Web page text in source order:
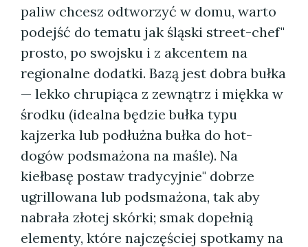
paliw chcesz odtworzyć w domu, warto
podejść do tematu jak śląski street-chef"
prosto, po swojsku i z akcentem na
regionalne dodatki. Bazą jest dobra bułka
— lekko chrupiąca z zewnątrz i miękka w
środku (idealna będzie bułka typu
kajzerka lub podłużna bułka do hot-
dogów podsmażona na maśle). Na
kiełbasę postaw tradycyjnie" dobrze
ugrillowana lub podsmażona, tak aby
nabrała złotej skórki; smak dopełnią
elementy, które najczęściej spotkamy na